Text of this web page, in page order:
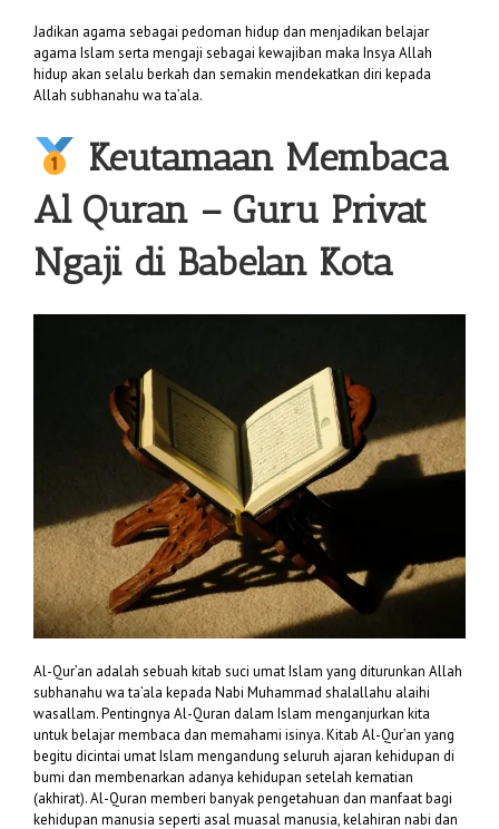
Jadikan agama sebagai pedoman hidup dan menjadikan belajar
agama Islam serta mengaji sebagai kewajiban maka Insya Allah
hidup akan selalu berkah dan semakin mendekatkan diri kepada
Allah subhanahu wa ta’ala.
Keutamaan Membaca
Al Quran – Guru Privat
Ngaji di Babelan Kota
Al-Qur’an adalah sebuah kitab suci umat Islam yang diturunkan Allah
subhanahu wa ta’ala kepada Nabi Muhammad shalallahu alaihi
wasallam. Pentingnya Al-Quran dalam Islam menganjurkan kita
untuk belajar membaca dan memahami isinya. Kitab Al-Qur’an yang
begitu dicintai umat Islam mengandung seluruh ajaran kehidupan di
bumi dan membenarkan adanya kehidupan setelah kematian
(akhirat). Al-Quran memberi banyak pengetahuan dan manfaat bagi
kehidupan manusia seperti asal muasal manusia, kelahiran nabi dan